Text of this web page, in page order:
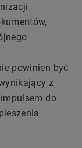
powinien być
z
do